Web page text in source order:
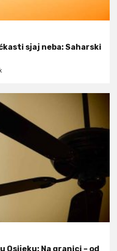
sjaj neba: Saharski
Osijeku: Na granici – od